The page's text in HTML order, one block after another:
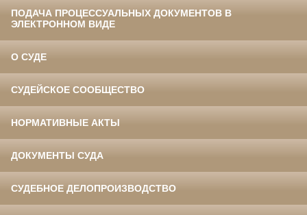
ПОДАЧА ПРОЦЕССУАЛЬНЫХ ДОКУМЕНТОВ В
ЭЛЕКТРОННОМ ВИДЕ
О СУДЕ
СУДЕЙСКОЕ СООБЩЕСТВО
НОРМАТИВНЫЕ АКТЫ
ДОКУМЕНТЫ СУДА
СУДЕБНОЕ ДЕЛОПРОИЗВОДСТВО